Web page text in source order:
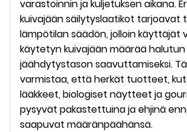
varastoinnin ja kuljetuksen aikana.
kuivajään säilytyslaatikot tarjoavat
lämpötilan säädön, jolloin käyttäjät
käytetyn kuivajään määrää halutun
jäähdytystason saavuttamiseksi.
varmistaa, että herkät tuotteet,
lääkkeet, biologiset näytteet ja
pysyvät pakastettuina ja ehjinä
saapuvat määränpäähänsä.